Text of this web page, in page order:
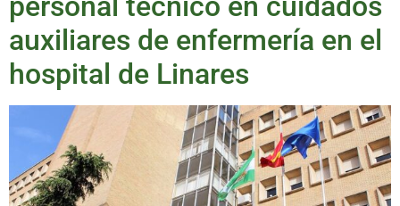
auxiliares de enfermería en el
hospital de Linares